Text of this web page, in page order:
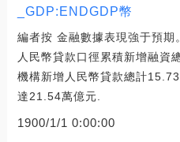
_GDP:ENDGDP幣
編者按 金融數據表現強于預
人民幣貸款口徑累積新增融資
機構新增人民幣貸款總計
達21.54萬億元.
1900/1/1 0:00:00